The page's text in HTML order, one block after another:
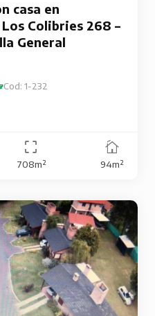
casa en
Colibries 268 –
General
Cod: 1-232
708m² 94m²